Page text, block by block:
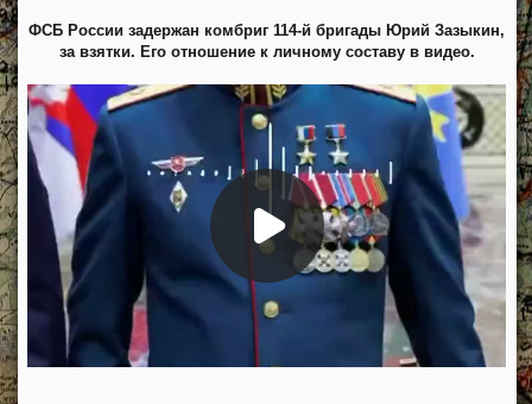
ФСБ России задержан комбриг 114-й бригады Юрий Зазыкин,
за взятки. Его отношение к личному составу в видео.